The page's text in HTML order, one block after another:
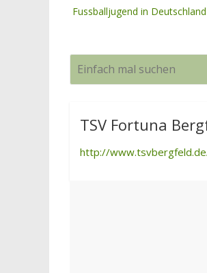
Fussballjugend in Deutschland
TSV Fortuna
http://